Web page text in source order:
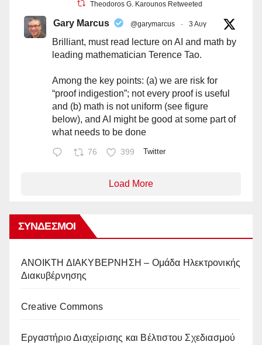
Theodoros G. Karounos Retweeted
Gary Marcus @garymarcus · 3 Αυγ
Brilliant, must read lecture on AI and math by
leading mathematician Terence Tao.
Among the key points: (a) we are risk for
“proof indigestion”; not every proof is useful
and (b) math is not uniform (see figure
below), and AI might be good at some part of
what needs to be done
76 399 Twitter
Load More
ΣΎΝΔΕΣΜΟΙ
AΝΟΙΚΤΗ ΔΙΑΚΥΒΕΡΝΗΣΗ – Ομάδα Ηλεκτρονικής
Διακυβέρνησης
Creative Commons
Eργαστήριο Διαχείρισης και Βέλτιστου Σχεδιασμού